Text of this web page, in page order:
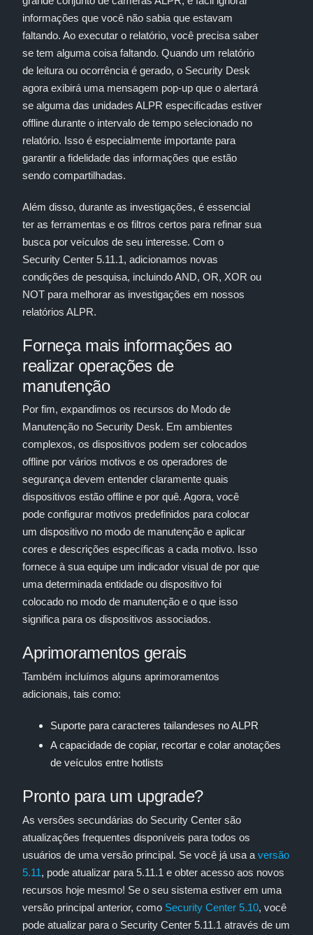
informações que você não sabia que estavam
faltando. Ao executar o relatório, você precisa saber
se tem alguma coisa faltando. Quando um relatório
de leitura ou ocorrência é gerado, o Security Desk
agora exibirá uma mensagem pop-up que o alertará
se alguma das unidades ALPR especificadas estiver
offline durante o intervalo de tempo selecionado no
relatório. Isso é especialmente importante para
garantir a fidelidade das informações que estão
sendo compartilhadas.
Além disso, durante as investigações, é essencial
ter as ferramentas e os filtros certos para refinar sua
busca por veículos de seu interesse. Com o
Security Center 5.11.1, adicionamos novas
condições de pesquisa, incluindo AND, OR, XOR ou
NOT para melhorar as investigações em nossos
relatórios ALPR.
Forneça mais informações ao
realizar operações de
manutenção
Por fim, expandimos os recursos do Modo de
Manutenção no Security Desk. Em ambientes
complexos, os dispositivos podem ser colocados
offline por vários motivos e os operadores de
segurança devem entender claramente quais
dispositivos estão offline e por quê. Agora, você
pode configurar motivos predefinidos para colocar
um dispositivo no modo de manutenção e aplicar
cores e descrições específicas a cada motivo. Isso
fornece à sua equipe um indicador visual de por que
uma determinada entidade ou dispositivo foi
colocado no modo de manutenção e o que isso
significa para os dispositivos associados.
Aprimoramentos gerais
Também incluímos alguns aprimoramentos
adicionais, tais como:
Suporte para caracteres tailandeses no ALPR
A capacidade de copiar, recortar e colar anotações
de veículos entre hotlists
Pronto para um upgrade?
As versões secundárias do Security Center são
atualizações frequentes disponíveis para todos os
usuários de uma versão principal. Se você já usa a versão
5.11, pode atualizar para 5.11.1 e obter acesso aos novos
recursos hoje mesmo! Se o seu sistema estiver em uma
versão principal anterior, como Security Center 5.10, você
pode atualizar para o Security Center 5.11.1 através de um